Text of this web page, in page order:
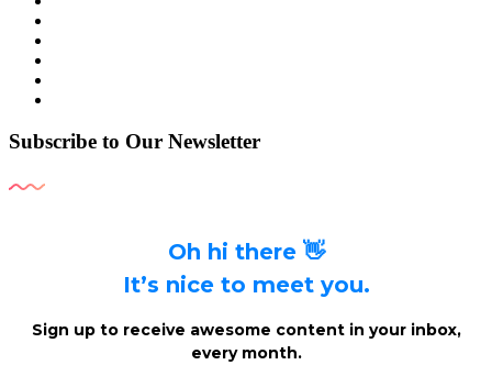
Subscribe to Our Newsletter
Oh hi there 👋
It’s nice to meet you.
Sign up to receive awesome content in your inbox,
every month.